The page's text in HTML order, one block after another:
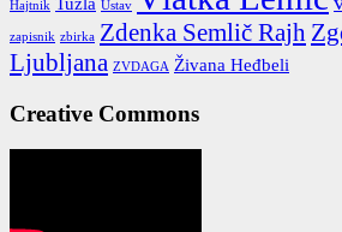
Hajtnik Ustav
zapisnik zbirka Zdenka Semlič Rajh
Ljubljana ZVDAGA Živana Heđbeli
Creative Commons